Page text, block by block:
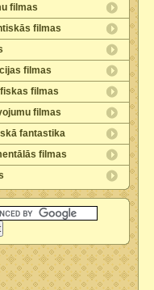
filmas
filmas
filmas
filmas
filmas
fantastika
filmas